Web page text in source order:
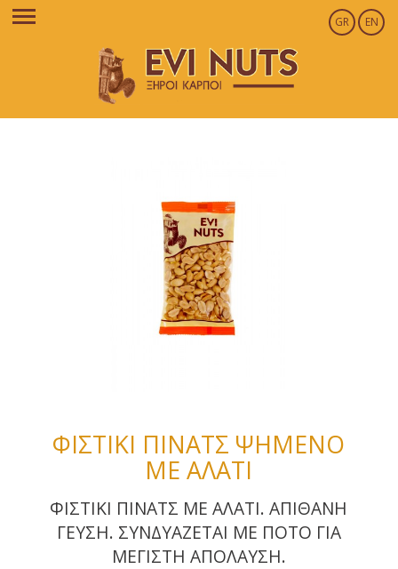
GR EN
ΦΙΣΤΙΚΙ ΠΙΝΑΤΣ ΨΗΜΕΝΟ
ΜΕ ΑΛΑΤΙ
ΦΙΣΤΙΚΙ ΠΙΝΑΤΣ ΜΕ ΑΛΑΤΙ. ΑΠΙΘΑΝΗ
ΓΕΥΣΗ. ΣΥΝΔΥΑΖΕΤΑΙ ΜΕ ΠΟΤΟ ΓΙΑ
ΜΕΓΙΣΤΗ ΑΠΟΛΑΥΣΗ.